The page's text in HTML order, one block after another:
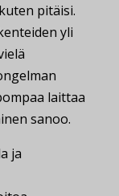
pitäisi.
yli
laittaa
sanoo.
ja